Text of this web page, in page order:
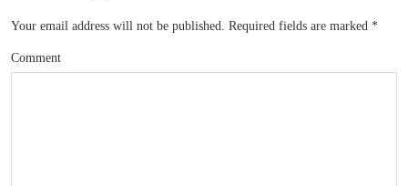
Your email address will not be published. Required fields are marked *
Comment